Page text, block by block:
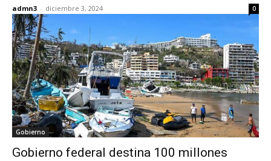
admn3 - diciembre 3, 2024 0
Gobierno
Gobierno federal destina 100 millones